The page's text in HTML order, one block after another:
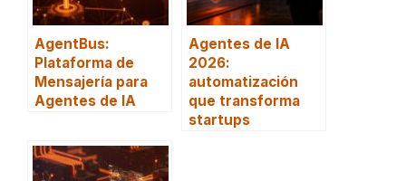
AgentBus:
Plataforma de
Mensajería para
Agentes de IA
Agentes de IA
2026:
automatización
que transforma
startups